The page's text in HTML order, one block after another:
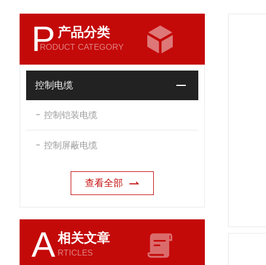
P 产品分类
RODUCT CATEGORY
控制电缆
控制铠装电缆
控制屏蔽电缆
查看全部
A相关文章
RTICLES